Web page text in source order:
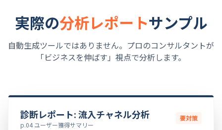
実際の分析レポートサンプル
自動生成ツールではありません。プロのコンサルタントが
「ビジネスを伸ばす」視点で分析します。
診断レポート: 流入チャネル分析
p.04 ユーザー獲得サマリー
要対策